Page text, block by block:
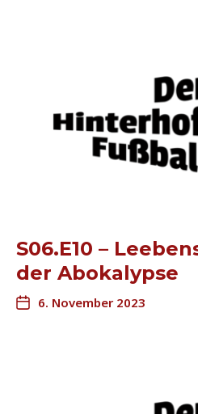
S06.E10 –
der Abokalypse
6. November 2023